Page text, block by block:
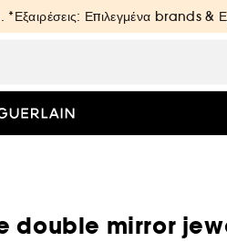
. *Εξαιρέσεις: Επιλεγμένα brands &
double mirror